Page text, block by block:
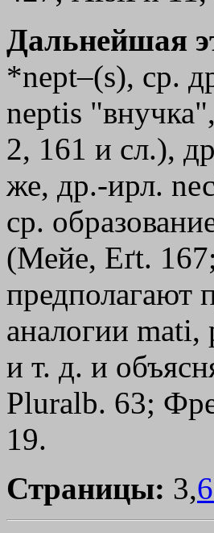
Дальнейшая
*nept–(s), ср.
neptis
2, 161 и сл.),
же, др.-ирл.
ср.
(Мейе, Eґt.
предполагают
аналогии mati,
и т. д. и
Pluralb. 63;
19.
Страницы: 3,